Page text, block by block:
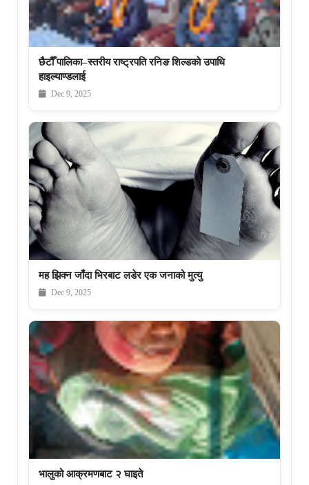
छैटौँ पालिका–स्तरीय राष्ट्रपति रनिङ शिल्डकाे उपाधि
हाइल्याण्डलाई
Dec 9, 2025
मह झिक्न जाँदा भिरबाट लडेर एक जनाको मुत्यु
Dec 9, 2025
भालुको आक्रमणबाट २ घाइते